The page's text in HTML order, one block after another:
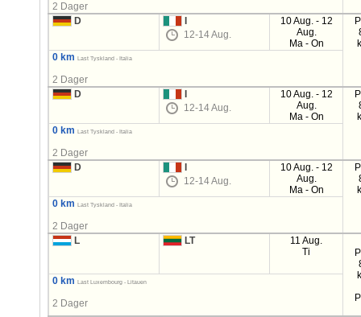
2 Dager
D
12-14 Aug.
10 Aug. - 12
Aug.
Ma - On
0 km
Last Tyskland - Italia
2 Dager
D
12-14 Aug.
10 Aug. - 12
Aug.
Ma - On
0 km
Last Tyskland - Italia
2 Dager
D
12-14 Aug.
10 Aug. - 12
Aug.
Ma - On
0 km
Last Tyskland - Italia
2 Dager
L
LT
11 Aug.
Ti
0 km Last Luxembourg - Litauen
2 Dager